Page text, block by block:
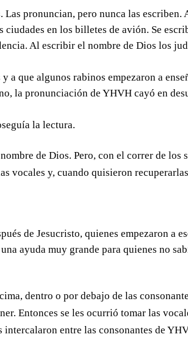
Las pronuncian, pero nunca las escriben.
en los billetes de avión. Se
Al escribir el nombre de Dios los
a que algunos rabinos empezaron a
la pronunciación de YHVH cayó en
la lectura.
de Dios. Pero, con el correr de los
vocales y, cuando quisieron
de Jesucristo, quienes empezaron a
ayuda muy grande para quienes no
dentro o por debajo de las
Entonces se les ocurrió tomar las
entre las consonantes de